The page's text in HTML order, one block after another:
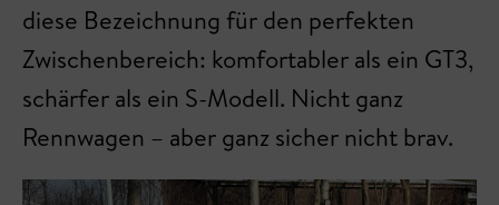
diese Bezeichnung für den perfekten
Zwischenbereich: komfortabler als ein GT3,
schärfer als ein S-Modell. Nicht ganz
Rennwagen – aber ganz sicher nicht brav.